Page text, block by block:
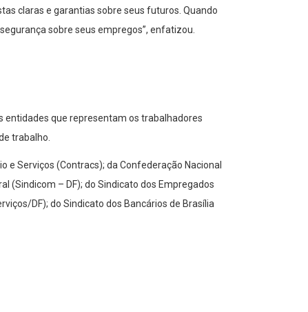
claras e garantias sobre seus futuros. Quando
sobre seus empregos”, enfatizou.
entidades que representam os trabalhadores
trabalho.
e Serviços (Contracs); da Confederação Nacional
(Sindicom – DF); do Sindicato dos Empregados
DF); do Sindicato dos Bancários de Brasília